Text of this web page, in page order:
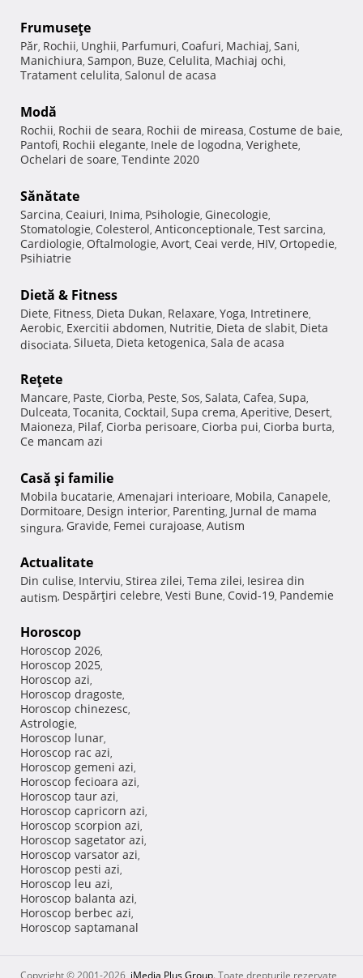
Frumuseţe
Păr, Rochii, Unghii, Parfumuri, Coafuri, Machiaj, Sani,
Manichiura, Sampon, Buze, Celulita, Machiaj ochi,
Tratament celulita, Salonul de acasa
Modă
Rochii, Rochii de seara, Rochii de mireasa, Costume de baie,
Pantofi, Rochii elegante, Inele de logodna, Verighete,
Ochelari de soare, Tendinte 2020
Sănătate
Sarcina, Ceaiuri, Inima, Psihologie, Ginecologie,
Stomatologie, Colesterol, Anticonceptionale, Test sarcina,
Cardiologie, Oftalmologie, Avort, Ceai verde, HIV, Ortopedie,
Psihiatrie
Dietă & Fitness
Diete, Fitness, Dieta Dukan, Relaxare, Yoga, Intretinere,
Aerobic, Exercitii abdomen, Nutritie, Dieta de slabit, Dieta
disociata, Silueta, Dieta ketogenica, Sala de acasa
Reţete
Mancare, Paste, Ciorba, Peste, Sos, Salata, Cafea, Supa,
Dulceata, Tocanita, Cocktail, Supa crema, Aperitive, Desert,
Maioneza, Pilaf, Ciorba perisoare, Ciorba pui, Ciorba burta,
Ce mancam azi
Casă şi familie
Mobila bucatarie, Amenajari interioare, Mobila, Canapele,
Dormitoare, Design interior, Parenting, Jurnal de mama
singura, Gravide, Femei curajoase, Autism
Actualitate
Din culise, Interviu, Stirea zilei, Tema zilei, Iesirea din
autism, Despărţiri celebre, Vesti Bune, Covid-19, Pandemie
Horoscop
Horoscop 2026,
Horoscop 2025,
Horoscop azi,
Horoscop dragoste,
Horoscop chinezesc,
Astrologie,
Horoscop lunar,
Horoscop rac azi,
Horoscop gemeni azi,
Horoscop fecioara azi,
Horoscop taur azi,
Horoscop capricorn azi,
Horoscop scorpion azi,
Horoscop sagetator azi,
Horoscop varsator azi,
Horoscop pesti azi,
Horoscop leu azi,
Horoscop balanta azi,
Horoscop berbec azi,
Horoscop saptamanal